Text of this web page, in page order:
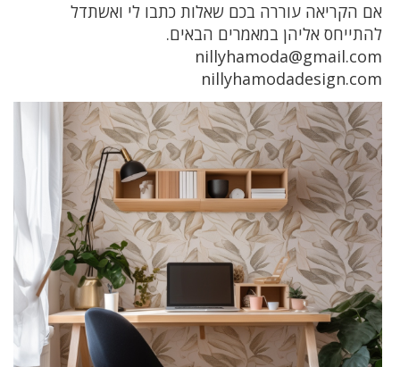
אם הקריאה עוררה בכם שאלות כתבו לי ואשתדל
להתייחס אליהן במאמרים הבאים.
nillyhamoda@gmail.com
nillyhamodadesign.com